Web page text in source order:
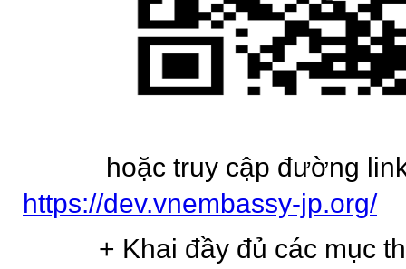
hoặc truy cập đường link
https://dev.vnembassy-jp.org/
+ Khai đầy đủ các mục